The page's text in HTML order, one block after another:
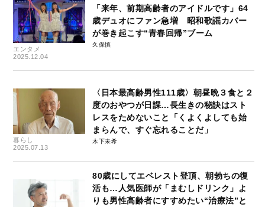
エンタメ
2025.12.04
「来年、前期高齢者のアイドルです」64
歳デュオにファン急増 昭和歌謡カバー
が巻き起こす“青春回帰”ブーム
久保慎
暮らし
2025.07.13
〈日本最高齢男性111歳〉朝昼晩３食と２
度のおやつが日課…長生きの秘訣はスト
レスをためないこと「くよくよしても始
まらんで、すぐ忘れることだ」
木下未希
80歳にしてエベレスト登頂、朝勃ちの復
活も…人気医師が「まむしドリンク」よ
りも男性高齢者にすすめたい“治療法”と